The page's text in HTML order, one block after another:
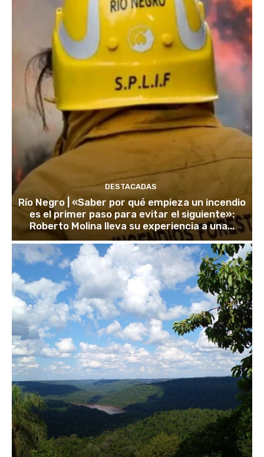
DESTACADAS
Río Negro | «Saber por qué empieza un incendio
es el primer paso para evitar el siguiente»:
Roberto Molina lleva su experiencia a una...